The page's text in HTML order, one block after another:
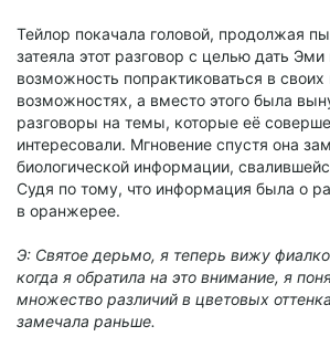
Тейлор покачала головой, продолжая
затеяла этот разговор с целью дать Эми
возможность попрактиковаться в своих
возможностях, а вместо этого была
разговоры на темы, которые её
интересовали. Мгновение спустя она
биологической информации,
Судя по тому, что информация была о
в оранжерее.
Э: Святое дерьмо, я теперь вижу
когда я обратила на это внимание, я
множество различий в цветовых
замечала раньше.